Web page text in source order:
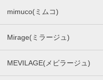
mimuco(ミムコ)
Mirage(ミラージュ)
MEVILAGE(メビラージュ)